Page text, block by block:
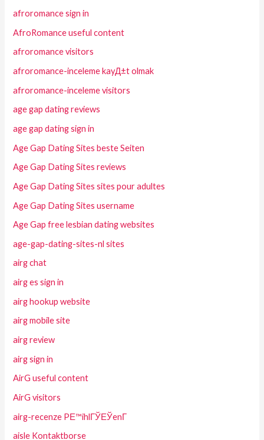
afroromance sign in
AfroRomance useful content
afroromance visitors
afroromance-inceleme kayД±t olmak
afroromance-inceleme visitors
age gap dating reviews
age gap dating sign in
Age Gap Dating Sites beste Seiten
Age Gap Dating Sites reviews
Age Gap Dating Sites sites pour adultes
Age Gap Dating Sites username
Age Gap free lesbian dating websites
age-gap-dating-sites-nl sites
airg chat
airg es sign in
airg hookup website
airg mobile site
airg review
airg sign in
AirG useful content
AirG visitors
airg-recenze PЕ™ihlГЎЕЎenГ­
aisle Kontaktborse